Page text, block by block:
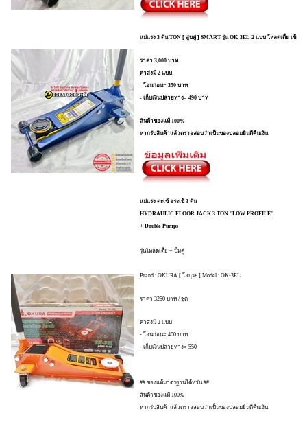
แม่แรง 3 ตัน TON [ สูบคู่ ] SMART รุ่น OK-3EL-2 แบบ โหลดเตี้ย เข้ยก
ราคา 3,000 บาท
ค่าส่งมี 2 แบบ
- โอนก่อน= 350 บาท
- เก็บเงินปลายทาง= 490 บาท
สินค้าของแท้ 100%
หากรับสินค้าแล้วตรวจสอบว่าเป็นของปลอมยินดีคืนเงิน
แม่แรง ตะเข้ จระเข้ 3 ตัน
HYDRAULIC FLOOR JACK 3 TON ''LOW PROFILE''
+ Double Pumps
รุ่นโหลดเตี้ย + ปั้มคู่
Brand : OKURA [ โอกุระ ] Model : OK-3EL
ราคา 3250 บาท / ชุด
ค่าส่งมี 2 แบบ
- โอนก่อน= 400 บาท
- เก็บเงินปลายทาง= 550
## ของแท้มาตรฐานไต้หวัน ##
สินค้าของแท้ 100%
หากรับสินค้าแล้วตรวจสอบว่าเป็นของปลอมยินดีคืนเงิน